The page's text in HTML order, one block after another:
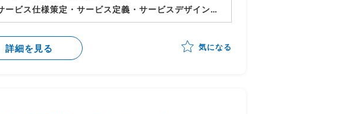
ービス仕様策定・サービス定義・サービスデザイン
ド
運用のリードを担当しつつメニュー化や顧客アプロ
的に貢献範囲を拡大
詳細を見る 気になる